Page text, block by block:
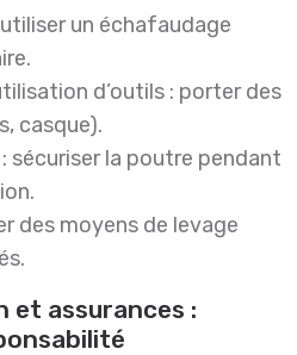
un échafaudage
d’outils : porter des
casque).
sécuriser la poutre pendant
des moyens de levage
et assurances :